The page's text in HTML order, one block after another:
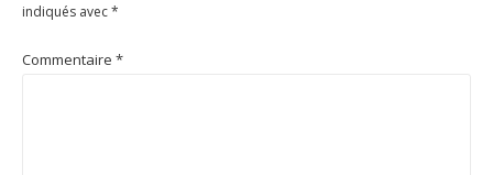
indiqués avec*
Commentaire *